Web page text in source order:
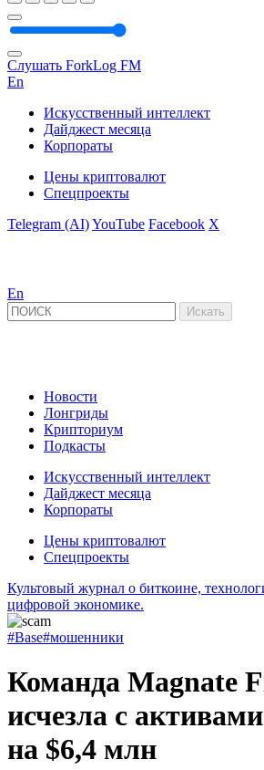
Слушать ForkLog FM
En
Искусственный интеллект
Дайджест месяца
Корпораты
Цены криптовалют
Спецпроекты
Telegram (AI)YouTube Facebook X
En
Новости
Лонгриды
Крипториум
Подкасты
Искусственный интеллект
Дайджест месяца
Корпораты
Цены криптовалют
Спецпроекты
Культовый журнал о биткоине,
цифровой экономике.
#Base#мошенники
Команда Magnate
исчезла с
на $6,4 млн